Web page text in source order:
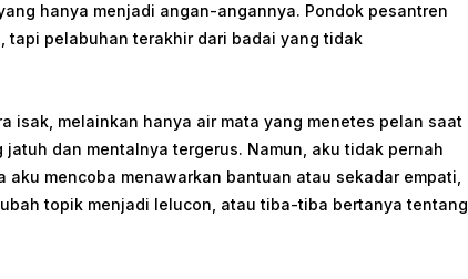
hanya menjadi angan-angannya. Pondok pesantren
tapi pelabuhan terakhir dari badai yang tidak
isak, melainkan hanya air mata yang menetes pelan saat
dan mentalnya tergerus. Namun, aku tidak pernah
mencoba menawarkan bantuan atau sekadar empati,
topik menjadi lelucon, atau tiba-tiba bertanya tentang